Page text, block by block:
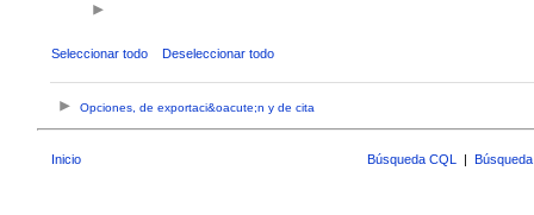
Seleccionar todo Deseleccionar todo
Opciones, de exportaci&oacute;n y de cita
Inicio Búsqueda CQL |